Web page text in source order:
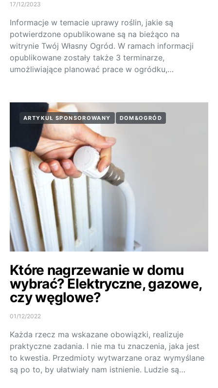
17/12/2023
Informacje w temacie uprawy roślin, jakie są
potwierdzone opublikowane są na bieżąco na
witrynie Twój Własny Ogród. W ramach informacji
opublikowane zostały także 3 terminarze,
umożliwiające planować prace w ogródku,…
ARTYKUŁ SPONSOROWANY DOM&OGRÓD
Które nagrzewanie w domu
wybrać? Elektryczne, gazowe,
czy węglowe?
01/12/2022
Każda rzecz ma wskazane obowiązki, realizuje
praktyczne zadania. I nie ma tu znaczenia, jaka jest
to kwestia. Przedmioty wytwarzane oraz wymyślane
są po to, by ułatwiały nam istnienie. Ludzie są…